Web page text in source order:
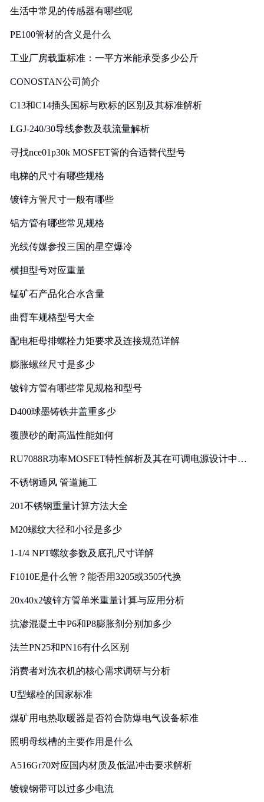
生活中常见的传感器有哪些呢
PE100管材的含义是什么
工业厂房载重标准：一平方米能承受多少公斤
CONOSTAN公司简介
C13和C14插头国标与欧标的区别及其标准解析
LGJ-240/30导线参数及载流量解析
寻找nce01p30k MOSFET管的合适替代型号
电梯的尺寸有哪些规格
镀锌方管尺寸一般有哪些
铝方管有哪些常见规格
光线传媒参投三国的星空爆冷
横担型号对应重量
锰矿石产品化合水含量
曲臂车规格型号大全
配电柜母排螺栓力矩要求及连接规范详解
膨胀螺丝尺寸是多少
镀锌方管有哪些常见规格和型号
D400球墨铸铁井盖重多少
覆膜砂的耐高温性能如何
RU7088R功率MOSFET特性解析及其在可调电源设计中的
不锈钢通风 管道施工
201不锈钢重量计算方法大全
M20螺纹大径和小径是多少
1-1/4 NPT螺纹参数及底孔尺寸详解
F1010E是什么管？能否用3205或3505代换
20x40x2镀锌方管单米重量计算与应用分析
抗渗混凝土中P6和P8膨胀剂分别加多少
法兰PN25和PN16有什么区别
消费者对洗衣机的核心需求调研与分析
U型螺栓的国家标准
煤矿用电热取暖器是否符合防爆电气设备标准
照明母线槽的主要作用是什么
A516Gr70对应国内材质及低温冲击要求解析
镀镍钢带可以过多少电流